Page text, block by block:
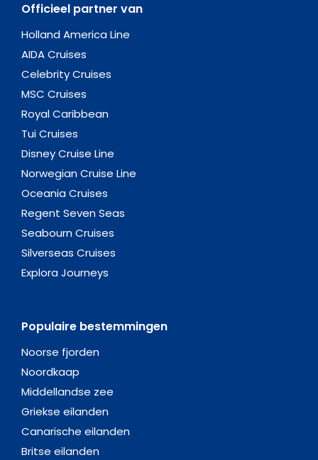
Officieel partner van
Holland America Line
AIDA Cruises
Celebrity Cruises
MSC Cruises
Royal Caribbean
Tui Cruises
Disney Cruise Line
Norwegian Cruise Line
Oceania Cruises
Regent Seven Seas
Seabourn Cruises
Silverseas Cruises
Explora Journeys
Populaire bestemmingen
Noorse fjorden
Noordkaap
Middellandse zee
Griekse eilanden
Canarische eilanden
Britse eilanden